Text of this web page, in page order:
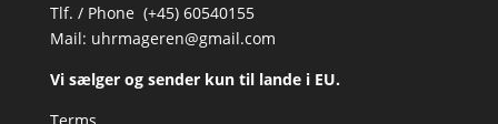
Tlf. / Phone (+45) 60540155
Mail: uhrmageren@gmail.com
Vi sælger og sender kun til lande i EU.